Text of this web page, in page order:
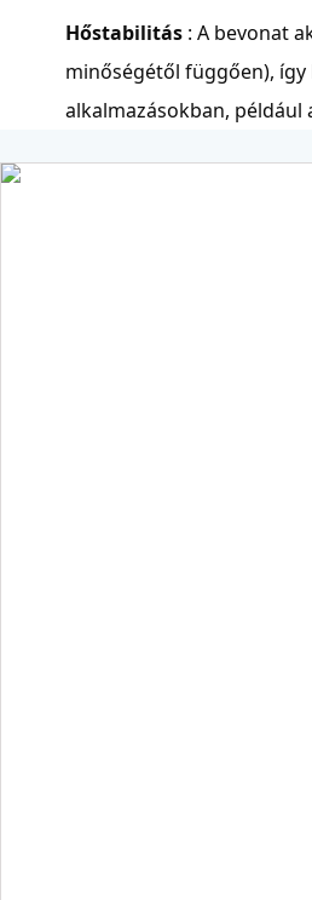
Hőstabilitás : A bevonat
minőségétől függően),
alkalmazásokban,